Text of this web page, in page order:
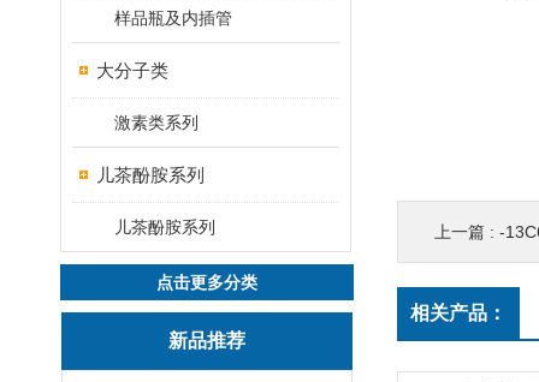
样品瓶及内插管
大分子类
激素类系列
儿茶酚胺系列
儿茶酚胺系列
点击更多分类
新品推荐
上一篇 : -
相关产品：